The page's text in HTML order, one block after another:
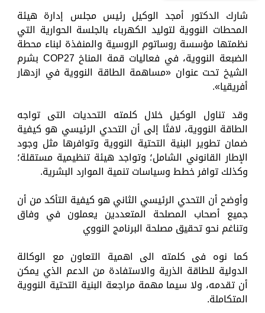
شارك الدكتور أمجد الوكيل رئيس مجلس إدارة هيئة
المحطات النووية لتوليد الكهرباء بالجلسة الحوارية التي
نظمتها مؤسسة روساتوم الروسية والمنفذة لبناء محطة
الضبعة النووية، في فعاليات قمة المناخ COP27 بشرم
الشيخ تحت عنوان «مساهمة الطاقة النووية في ازدهار
أفريقيا».
وقد تناول الوكيل خلال كلمته التحديات التى تواجه
الطاقة النووية، لافتًا إلى أن التحدي الرئيسي هو كيفية
ضمان تطوير البنية التحتية النووية وتوافرها مثل وجود
الإطار القانوني الشامل؛ وتواجد هيئة تنظيمية مستقلة؛
وكذلك توافر خطط وسياسات تنمية الموارد البشرية.
وأوضح أن التحدي الرئيسي الثاني هو كيفية التأكد من أن
جميع أصحاب المصلحة المتعددين يعملون في وفاق
وتناغم نحو تحقيق مصلحة البرنامج النووي
كما نوه فى كلمته الى اهمية التعاون مع الوكالة
الدولية للطاقة الذرية والاستفادة من الدعم الذي يمكن
أن تقدمه، ولا سيما مهمة مراجعة البنية التحتية النووية
المتكاملة.